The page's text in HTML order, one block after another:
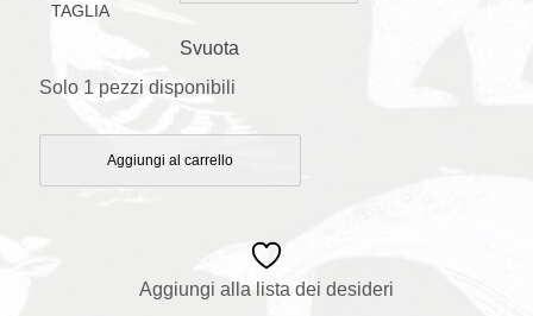
TAGLIA
Svuota
Solo 1 pezzi disponibili
Aggiungi al carrello
Aggiungi alla lista dei desideri